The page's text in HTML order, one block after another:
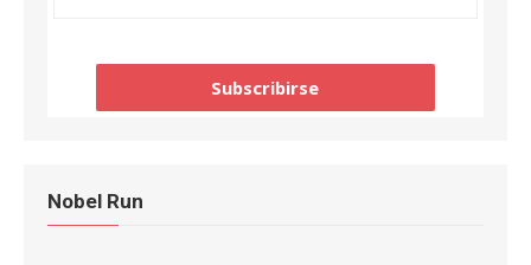
Nobel Run